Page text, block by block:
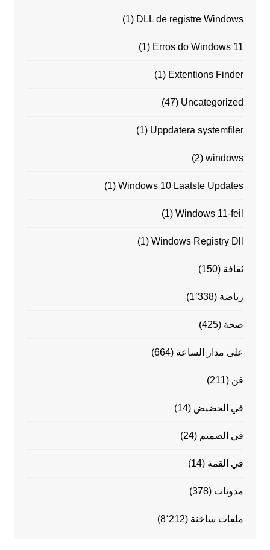
DLL de registre Windows
(1)
Erros do Windows 11
(1)
Extentions Finder
(1)
Uncategorized
(47)
Uppdatera systemfiler
(1)
windows
(2)
Windows 10 Laatste Updates
(1)
Windows 11-feil
(1)
Windows Registry Dll
(1)
ثقافة (150)
رياضة (1٬338)
صحة (425)
على مدار الساعة (664)
فن (211)
في الحضيض (14)
في الصميم (24)
في القمة (14)
مدونات (378)
ملفات ساخنة (8٬212)